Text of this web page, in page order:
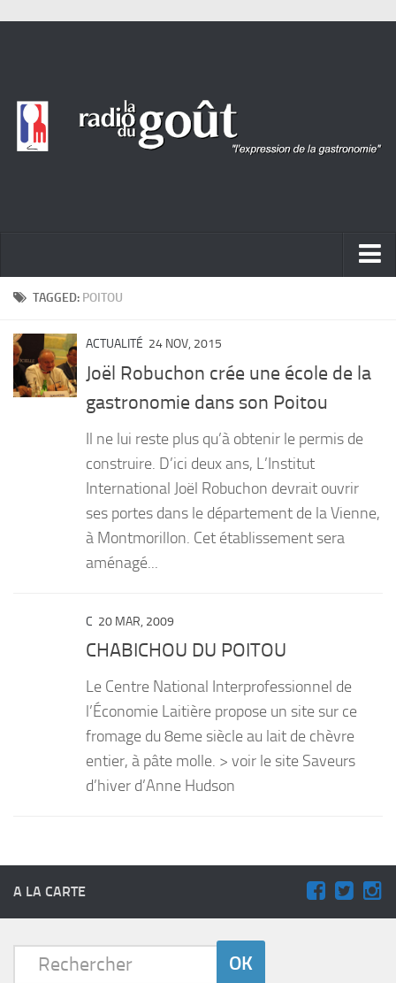
ACTUALITÉ
PORTRAITS
LIVRES
Desserts
TAGGED: POITOU
ACTUALITÉ 24 NOV, 2015
Joël Robuchon crée une école de la
gastronomie dans son Poitou
Il ne lui reste plus qu’à obtenir le permis de
construire. D’ici deux ans, L’Institut
International Joël Robuchon devrait ouvrir
ses portes dans le département de la Vienne,
à Montmorillon. Cet établissement sera
aménagé...
C 20 MAR, 2009
CHABICHOU DU POITOU
Le Centre National Interprofessionnel de
l’Économie Laitière propose un site sur ce
fromage du 8eme siècle au lait de chèvre
entier, à pâte molle. > voir le site Saveurs
d’hiver d’Anne Hudson
A LA CARTE